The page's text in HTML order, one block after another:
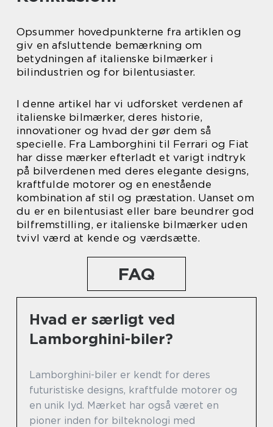
Opsummer hovedpunkterne fra artiklen og
giv en afsluttende bemærkning om
betydningen af italienske bilmærker i
bilindustrien og for bilentusiaster.
I denne artikel har vi udforsket verdenen af
italienske bilmærker, deres historie,
innovationer og hvad der gør dem så
specielle. Fra Lamborghini til Ferrari og Fiat
har disse mærker efterladt et varigt indtryk
på bilverdenen med deres elegante designs,
kraftfulde motorer og en enestående
kombination af stil og præstation. Uanset om
du er en bilentusiast eller bare beundrer god
bilfremstilling, er italienske bilmærker uden
tvivl værd at kende og værdsætte.
FAQ
Hvad er særligt ved
Lamborghini-biler?
Lamborghini-biler er kendt for deres
futuristiske designs, kraftfulde motorer og
en unik lyd. Mærket har også været en
pioner inden for bilteknologi med